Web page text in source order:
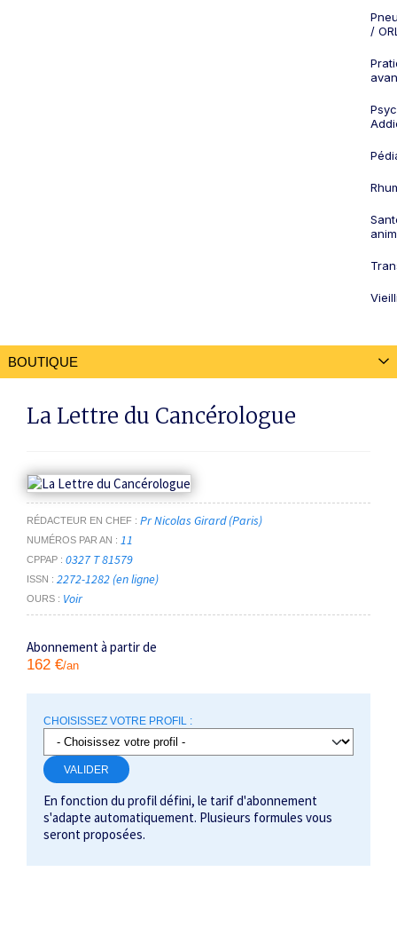
/
BOUTIQUE
Abonnement par revue
NOS OUVRAGES
NOS REVUES À L'UNITÉ
NOS FORFAITS D'ARTICLES
La Lettre du Cancérologue
RÉDACTEUR EN CHEF Pr Nicolas Girard (Paris)
NUMÉROS PAR AN 11
CPPAP 0327 T 81579
ISSN 2272-1282 (en ligne)
OURS Voir
Abonnement à partir de
162 €/an
CHOISISSEZ VOTRE PROFIL :
VALIDER
En fonction du profil défini, le tarif d'abonnement
s'adapte automatiquement. Plusieurs formules vous
seront proposées.